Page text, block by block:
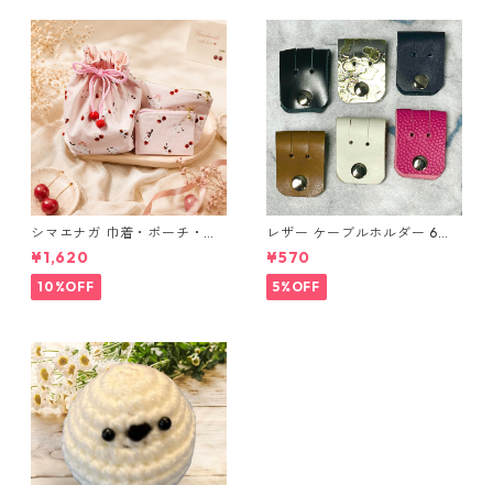
シマエナガ 巾着・ポーチ・ミ
ニポーチ(カード収納にも) ３
点セット さくらんぼ柄×淡いピ
ンク
¥1,620
10%OFF
レザー ケーブルホルダー 6個
セット
¥570
5%OFF